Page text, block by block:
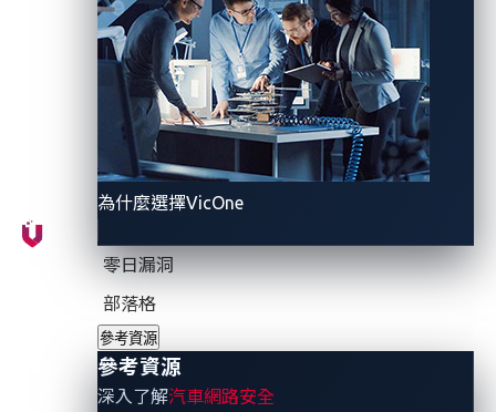
為什麼選擇VicOne
零日漏洞
部落格
參考資源
參考資源
深入了解汽車網路安全
標準有助於製造商透過標準化的車輛軟體更新方法來滿
足監管要求。
eSync 聯盟執行董事 Mike Gardner 表示：「隨著汽車不
斷發展成為複雜的軟體平台，安全OTA 更新的標準化仍
然是產業的當務之急。VenOne 的加入為我們的聯盟增
添了寶貴的汽車網路安全專業，我們將共同製定標準，
幫助業界應對網路安全挑戰和監管要求。他們的參與增
強了我們為整個汽車生態系統持續建立安全軟體更新最
佳實踐的努力。」
VicOne 提供獲得業界肯定的汽車威脅情報和專為汽車各
種環境打造的網路安全解決方案，這將進一步促進
eSync 聯盟在雲端和車載電子設備之間建立安全的雙向